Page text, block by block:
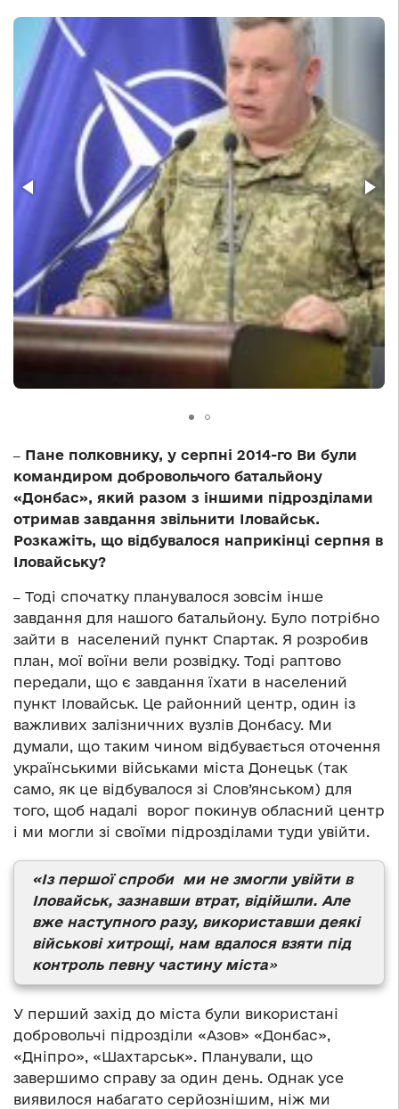
‒ Пане полковнику, у серпні 2014-го Ви були
командиром добровольчого батальйону
«Донбас», який разом з іншими підрозділами
отримав завдання звільнити Іловайськ.
Розкажіть, що відбувалося наприкінці серпня в
Іловайську?
‒ Тоді спочатку планувалося зовсім інше
завдання для нашого батальйону. Було потрібно
зайти в населений пункт Спартак. Я розробив
план, мої воїни вели розвідку. Тоді раптово
передали, що є завдання їхати в населений
пункт Іловайськ. Це районний центр, один із
важливих залізничних вузлів Донбасу. Ми
думали, що таким чином відбувається оточення
українськими військами міста Донецьк (так
само, як це відбувалося зі Слов’янськом) для
того, щоб надалі ворог покинув обласний центр
і ми могли зі своїми підрозділами туди увійти.
«Із першої спроби ми не змогли увійти в
Іловайськ, зазнавши втрат, відійшли. Але
вже наступного разу, використавши деякі
військові хитрощі, нам вдалося взяти під
контроль певну частину міста»
У перший захід до міста були використані
добровольчі підрозділи «Азов» «Донбас»,
«Дніпро», «Шахтарськ». Планували, що
завершимо справу за один день. Однак усе
виявилося набагато серйознішим, ніж ми